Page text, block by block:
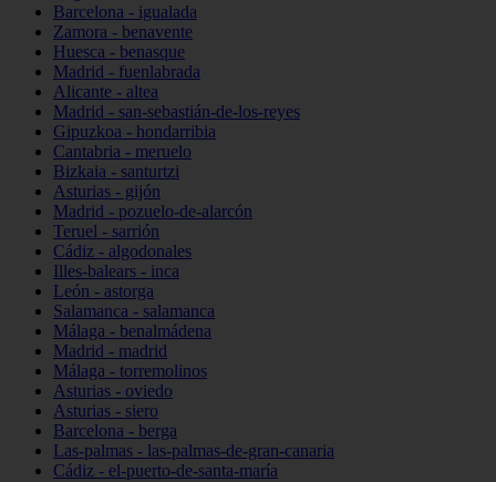
Barcelona - igualada
Zamora - benavente
Huesca - benasque
Madrid - fuenlabrada
Alicante - altea
Madrid - san-sebastián-de-los-reyes
Gipuzkoa - hondarribia
Cantabria - meruelo
Bizkaia - santurtzi
Asturias - gijón
Madrid - pozuelo-de-alarcón
Teruel - sarrión
Cádiz - algodonales
Illes-balears - inca
León - astorga
Salamanca - salamanca
Málaga - benalmádena
Madrid - madrid
Málaga - torremolinos
Asturias - oviedo
Asturias - siero
Barcelona - berga
Las-palmas - las-palmas-de-gran-canaria
Cádiz - el-puerto-de-santa-maría